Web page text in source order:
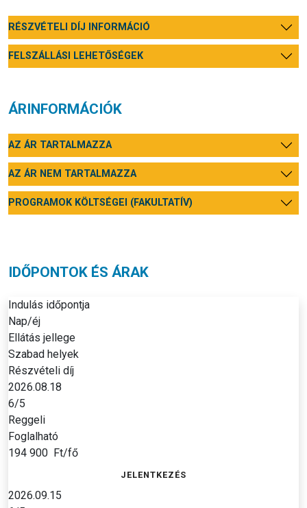
RÉSZVÉTELI DÍJ INFORMÁCIÓ
FELSZÁLLÁSI LEHETŐSÉGEK
ÁRINFORMÁCIÓK
AZ ÁR TARTALMAZZA
AZ ÁR NEM TARTALMAZZA
PROGRAMOK KÖLTSÉGEI (FAKULTATÍV)
IDŐPONTOK ÉS ÁRAK
Indulás időpontja
Nap/éj
Ellátás jellege
Szabad helyek
Részvételi díj
2026.08.18
6/5
Reggeli
Foglalható
194 900 Ft/fő
JELENTKEZÉS
2026.09.15